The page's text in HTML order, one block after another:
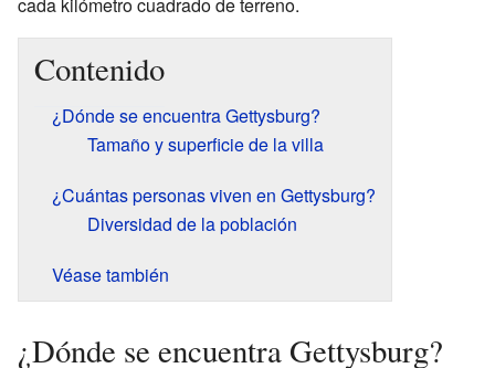
Contenido
¿Dónde se encuentra Gettysburg?
Tamaño y superficie de la villa
¿Cuántas personas viven en Gettysburg?
Diversidad de la población
Véase también
¿Dónde se encuentra Gettysburg?